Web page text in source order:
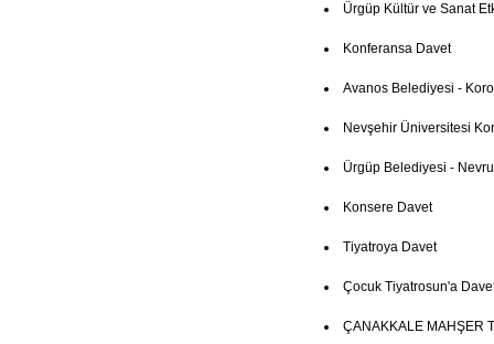
Ürgüp Kültür ve Sanat
Konferansa Davet
Avanos Belediyesi -
Nevşehir Üniversitesi
Ürgüp Belediyesi -
Konsere Davet
Tiyatroya Davet
Çocuk Tiyatrosun'a
ÇANAKKALE MAHŞER